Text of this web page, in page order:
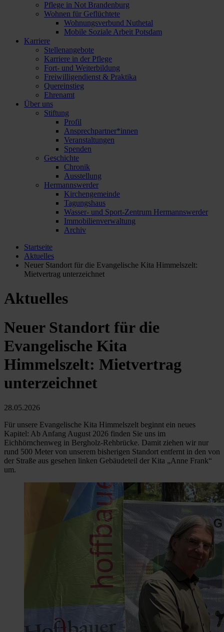
Pflege in Not Brandenburg
Wohnen für Geflüchtete
Wohnungsverbund Nuthetal
Mobile Soziale Arbeit Potsdam
Karriere
Stellenangebote
Karriere in der Pflege
Fort- und Weiterbildung
Freiwilligendienst & Praktika
Quereinstieg
Ehrenamt
Über uns
Stiftung
Profil
Ansprechpartner*innen
Veranstaltungen
Spenden
Geschichte
Chronik
Ausstellung
Hermannswerder
Kirchengemeinde
Tagungshaus
Wasser- und Sport-Zentrum Hermannswerder
Immobilienverwaltung
Archiv
Startseite
Aktuelles
Neuer Standort für die Evangelische Kita Himmelszelt:
Mietvertrag unterzeichnet
Aktuelles
Neuer Standort für die
Evangelische Kita
Himmelszelt: Mietvertrag
unterzeichnet
28.05.2026
Für unsere Evangelische Kita Himmelszelt beginnt ein neues
Kapitel: Ab Anfang August 2026 finden Sie uns im
Eichhörnchenweg in Bergholz-Rehbrücke. Damit ziehen wir nur
rund 500 Meter von unserem bisherigen Standort entfernt in den von
der Straße aus gesehen linken Gebäudeteil der Kita „Anne Frank“
um.